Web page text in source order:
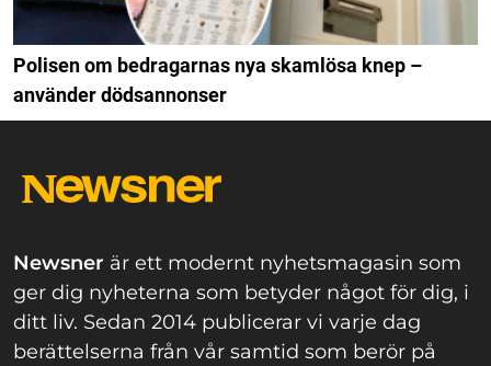
Polisen om bedragarnas nya skamlösa knep –
använder dödsannonser
Newsner är ett modernt nyhetsmagasin som
ger dig nyheterna som betyder något för dig, i
ditt liv. Sedan 2014 publicerar vi varje dag
berättelserna från vår samtid som berör på